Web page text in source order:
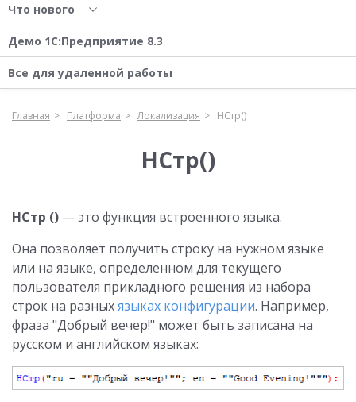
Что нового
Демо 1С:Предприятие 8.3
Все для удаленной работы
Главная Платформа Локализация НСтр()
НСтр()
НСтр () — это функция встроенного языка.
Она позволяет получить строку на нужном языке
или на языке, определенном для текущего
пользователя прикладного решения из набора
строк на разныхязыках конфигурации. Например,
фраза "Добрый вечер!" может быть записана на
русском и английском языках: